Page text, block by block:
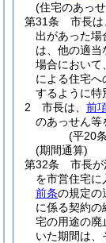
(住宅のあっ
第31条
市長は
出があった場
は、他の適当
場合において
による住宅へ
するように特
2
市長は、 前
のあっせん等
(平20
(期間通算)
第32条
市長
を市営住宅に
前条の規定の
に係る契約の
宅の用途の廃
いた期間は、